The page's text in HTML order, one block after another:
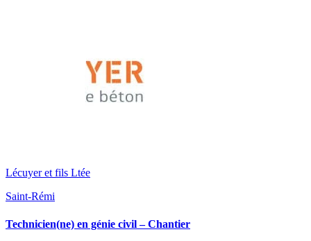
Lécuyer et fils Ltée
Saint-Rémi
Technicien(ne) en génie civil – Chantier